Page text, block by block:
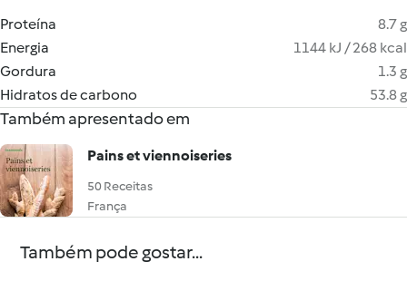
Proteína
8.7 g
Energia
1144 kJ / 268 kcal
Gordura
1.3 g
Hidratos de carbono
53.8 g
Também apresentado em
Pains et viennoiseries
50 Receitas
França
Também pode gostar...